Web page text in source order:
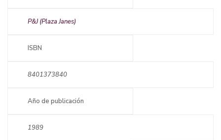
P&J (Plaza Janes)
ISBN
8401373840
Año de publicación
1989